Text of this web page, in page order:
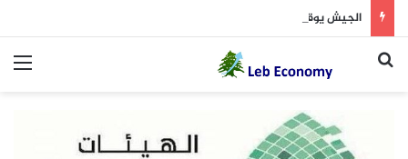
الجيش يوقف مطلوبين في إطار ملاحقة المخلين بالأمن
بحث عن